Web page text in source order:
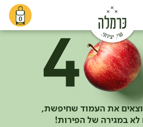
0
את העמוד שחיפשת,
לא במגירה של הפירות!